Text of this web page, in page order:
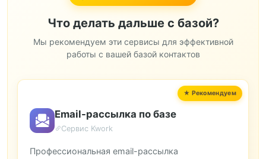
Что делать дальше с базой?
Мы рекомендуем эти сервисы для эффективной
работы с вашей базой контактов
Email-рассылка по базе
Сервис Kwork
Профессиональная email-рассылка